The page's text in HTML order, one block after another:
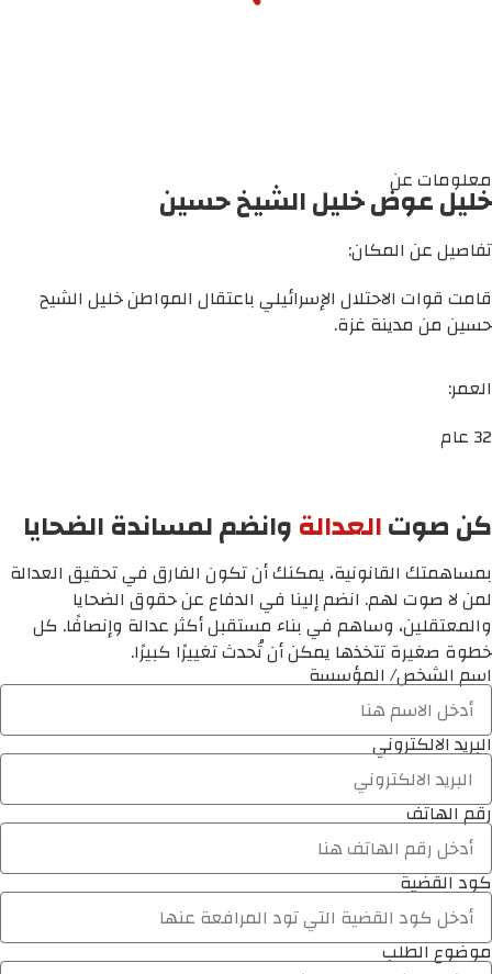
معلومات عن
خليل عوض خليل الشيخ حسين
تفاصيل عن المكان:
قامت قوات الاحتلال الإسرائيلي باعتقال المواطن خليل الشيح
حسين من مدينة غزة.
العمر:
32 عام
كن صوتالعدالةوانضم لمساندة الضحايا
بمساهمتك القانونية، يمكنك أن تكون الفارق في تحقيق العدالة
لمن لا صوت لهم. انضم إلينا في الدفاع عن حقوق الضحايا
والمعتقلين، وساهم في بناء مستقبل أكثر عدالة وإنصافًا. كل
خطوة صغيرة تتخذها يمكن أن تُحدث تغييرًا كبيرًا.
اسم الشخص/ المؤسسة
البريد الالكتروني
رقم الهاتف
كود القضية
موضوع الطلب